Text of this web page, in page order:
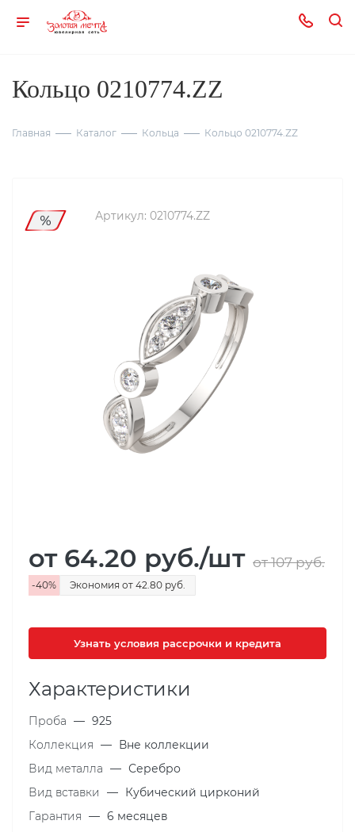
Кольцо 0210774.ZZ
Главная Каталог Кольца Кольцо 0210774.ZZ
Артикул: 0210774.ZZ
от 64.20 руб./шт от 107руб.
-40% Экономия от 42.80 руб.
Узнать условия рассрочки и кредита
Характеристики
Проба — 925
Коллекция — Вне коллекции
Вид металла — Серебро
Вид вставки
— Кубический цирконий
Гарантия — 6 месяцев